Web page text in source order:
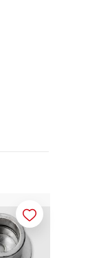
Merken